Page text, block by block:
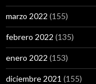
marzo 2022 (155)
febrero 2022 (135)
enero 2022 (153)
diciembre 2021 (155)